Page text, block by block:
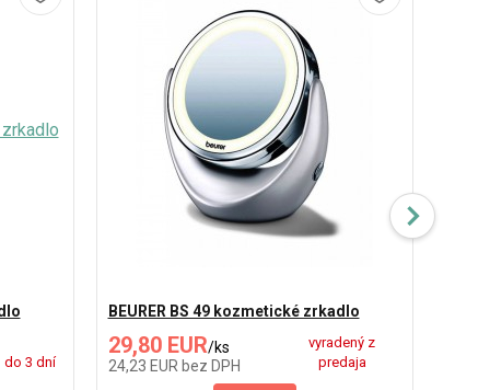
do 3 dní
BEURER BS 49 kozmetické zrkadlo
29,80 EUR/ks
24,23 EUR bez DPH
vyradený z
predaja